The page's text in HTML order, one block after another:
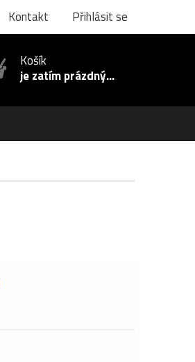
Kontakt Přihlásit se
Košík
je zatím prázdný...